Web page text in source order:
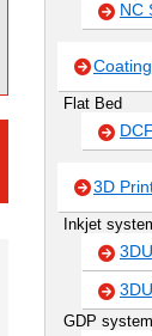
NC
Flat Bed
3D
Inkjet
GDP system